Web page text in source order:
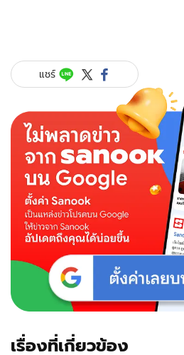
แชร์
เรื่องที่เกี่ยวข้อง